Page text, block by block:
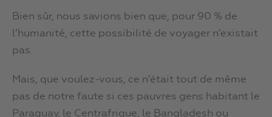
Bien sûr, nous savions bien que, pour 90 % de
l’humanité, cette possibilité de voyager n’existait
pas.
Mais, que voulez-vous, ce n’était tout de même
pas de notre faute si ces pauvres gens habitant le
Paraguay, le Centrafrique, le Bangladesh ou